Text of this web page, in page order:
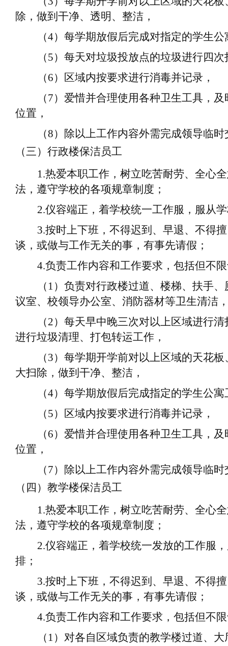
除，做到干净、透明、整洁 ，
（4） 每学期放假后完成对指定的学生
（5） 每天对垃圾投放点的垃圾进行四
（6） 区域内按要求进行消毒并记录 ，
（7） 爱惜并合理使用各种卫生工具，
位置 ，
（8） 除以上工作内容外需完成领导临
（三）行政楼保洁员工
1.热爱本职工作 ，树立吃苦耐劳、全心
法，遵守学校的各项规章制度；
2.仪容端正 ，着学校统一工作服，服从
3.按时上下班 ，不得迟到、早退、不得
谈，或做与工作无关的事，有事先请假；
4.负责工作内容和工作要求，包括但不
（ 1） 负责对行政楼过道、楼梯、扶手
议室、校领导办公室、消防器材等卫生清洁
（2） 每天早中晚三次对以上区域进行
进行垃圾清理、打包转运工作 ，
（3） 每学期开学前对以上区域的天花
大扫除，做到干净、整洁 ，
（4） 每学期放假后完成指定的学生公寓
（5） 区域内按要求进行消毒并记录 ，
（6） 爱惜并合理使用各种卫生工具，
位置 ，
（7） 除以上工作内容外需完成领导临
（四）教学楼保洁员工
1.热爱本职工作 ，树立吃苦耐劳、全心
法 ，遵守学校的各项规章制度；
2.仪容端正，着学校统一发放的工作服
排；
3.按时上下班 ，不得迟到、早退、不得
谈，或做与工作无关的事，有事先请假；
4.负责工作内容和工作要求，包括但不
（ 1） 对各自区域负责的教学楼过道、